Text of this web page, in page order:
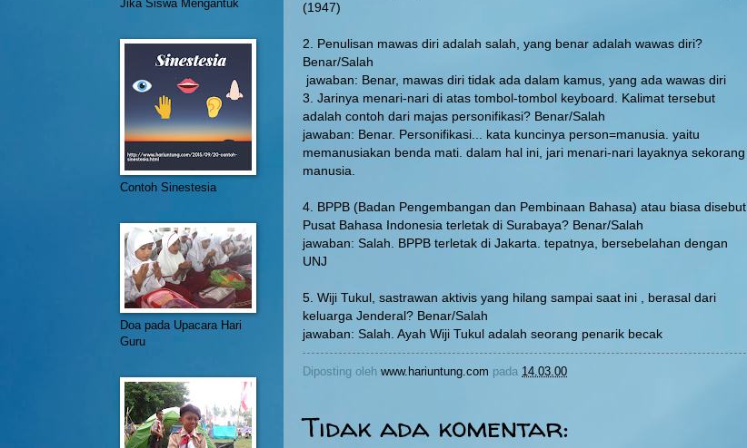
(1947)
2. Penulisan mawas diri adalah salah, yang benar adalah wawas diri?
Benar/Salah
jawaban: Benar, mawas diri tidak ada dalam kamus, yang ada wawas diri
3. Jarinya menari-nari di atas tombol-tombol keyboard. Kalimat tersebut
adalah contoh dari majas personifikasi? Benar/Salah
jawaban: Benar. Personifikasi... kata kuncinya person=manusia. yaitu
memanusiakan benda mati. dalam hal ini, jari menari-nari layaknya sekorang
manusia.
4. BPPB (Badan Pengembangan dan Pembinaan Bahasa) atau biasa disebut
Pusat Bahasa Indonesia terletak di Surabaya? Benar/Salah
jawaban: Salah. BPPB terletak di Jakarta. tepatnya, bersebelahan dengan
UNJ
5. Wiji Tukul, sastrawan aktivis yang hilang sampai saat ini , berasal dari
keluarga Jenderal? Benar/Salah
jawaban: Salah. Ayah Wiji Tukul adalah seorang penarik becak
Diposting oleh www.hariuntung.com pada 14.03.00
Tidak ada komentar:
Jika Siswa Mengantuk
Contoh Sinestesia
Doa pada Upacara Hari
Guru